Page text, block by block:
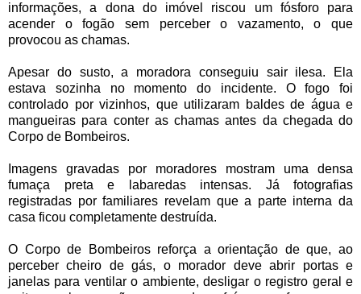
informações, a dona do imóvel riscou um fósforo para
acender o fogão sem perceber o vazamento, o que
provocou as chamas.
Apesar do susto, a moradora conseguiu sair ilesa. Ela
estava sozinha no momento do incidente. O fogo foi
controlado por vizinhos, que utilizaram baldes de água e
mangueiras para conter as chamas antes da chegada do
Corpo de Bombeiros.
Imagens gravadas por moradores mostram uma densa
fumaça preta e labaredas intensas. Já fotografias
registradas por familiares revelam que a parte interna da
casa ficou completamente destruída.
O Corpo de Bombeiros reforça a orientação de que, ao
perceber cheiro de gás, o morador deve abrir portas e
janelas para ventilar o ambiente, desligar o registro geral e